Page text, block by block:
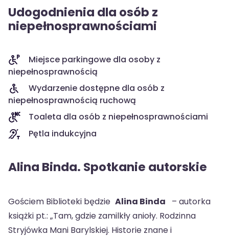
Udogodnienia dla osób z
niepełnosprawnościami
Miejsce parkingowe dla osoby z
niepełnosprawnością
Wydarzenie dostępne dla osób z
niepełnosprawnością ruchową
Toaleta dla osób z niepełnosprawnościami
Pętla indukcyjna
Alina Binda. Spotkanie autorskie
Gościem Biblioteki będzie Alina Binda – autorka
książki pt.: „Tam, gdzie zamilkły anioły. Rodzinna
Stryjówka Mani Barylskiej. Historie znane i